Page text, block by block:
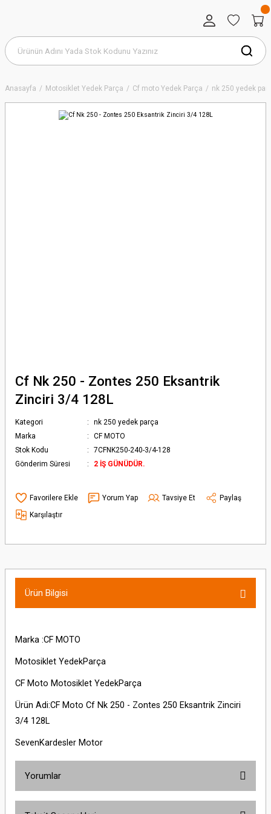
Anasayfa Motosiklet Yedek Parça Cf moto Yedek Parça nk 250 yedek
Cf Nk 250 - Zontes 250 Eksantrik
Zinciri 3/4 128L
Kategori
nk 250 yedek parça
Marka
CF MOTO
Stok Kodu
7CFNK250-240-3/4-128
Gönderim Süresi
2 İŞ GÜNÜDÜR.
Yorum Yap Tavsiye Et
Paylaş
Karşılaştır
Ürün Bilgisi
Marka :CF MOTO
Motosiklet YedekParça
CF Moto Motosiklet YedekParça
Ürün Adi:CF Moto Cf Nk 250 - Zontes 250 Eksantrik Zinciri
3/4 128L
SevenKardesler Motor
Yorumlar